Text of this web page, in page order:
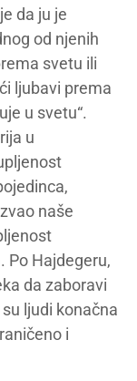
da ju je
od njenih
svetu ili
ljubavi prema
u svetu“.
u
naše
Po Hajdegeru,
da zaboravi
ljudi konačna
i